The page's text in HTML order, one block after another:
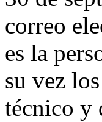
correo
es la
su vez
técnico y